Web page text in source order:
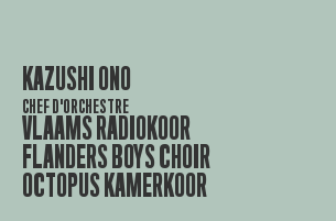
KAZUSHI ONO
CHEF D'ORCHESTRE
VLAAMS RADIOKOOR
FLANDERS BOYS CHOIR
OCTOPUS KAMERKOOR